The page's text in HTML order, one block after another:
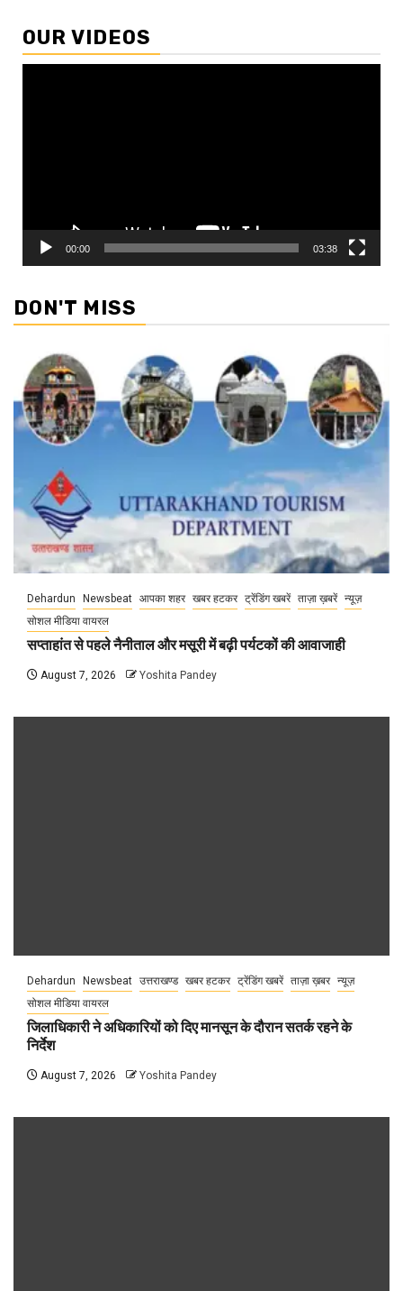
OUR VIDEOS
00:00 03:38
DON'T MISS
Dehardun Newsbeat आपका शहर खबर हटकर ट्रेंडिंग खबरें ताज़ा ख़बरें न्यूज़
सोशल मीडिया वायरल
सप्ताहांत से पहले नैनीताल और मसूरी में बढ़ी पर्यटकों की आवाजाही
August 7, 2026 Yoshita Pandey
Dehardun Newsbeat उत्तराखण्ड खबर हटकर ट्रेंडिंग खबरें ताज़ा ख़बर न्यूज़
सोशल मीडिया वायरल
जिलाधिकारी ने अधिकारियों को दिए मानसून के दौरान सतर्क रहने के
निर्देश
August 7, 2026 Yoshita Pandey